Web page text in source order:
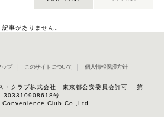
記事がありません。
ップ このサイトについて 個人情報保護方針
・クラブ株式会社 東京都公安委員会許可 第
303310908618号
Club Co.,Ltd.